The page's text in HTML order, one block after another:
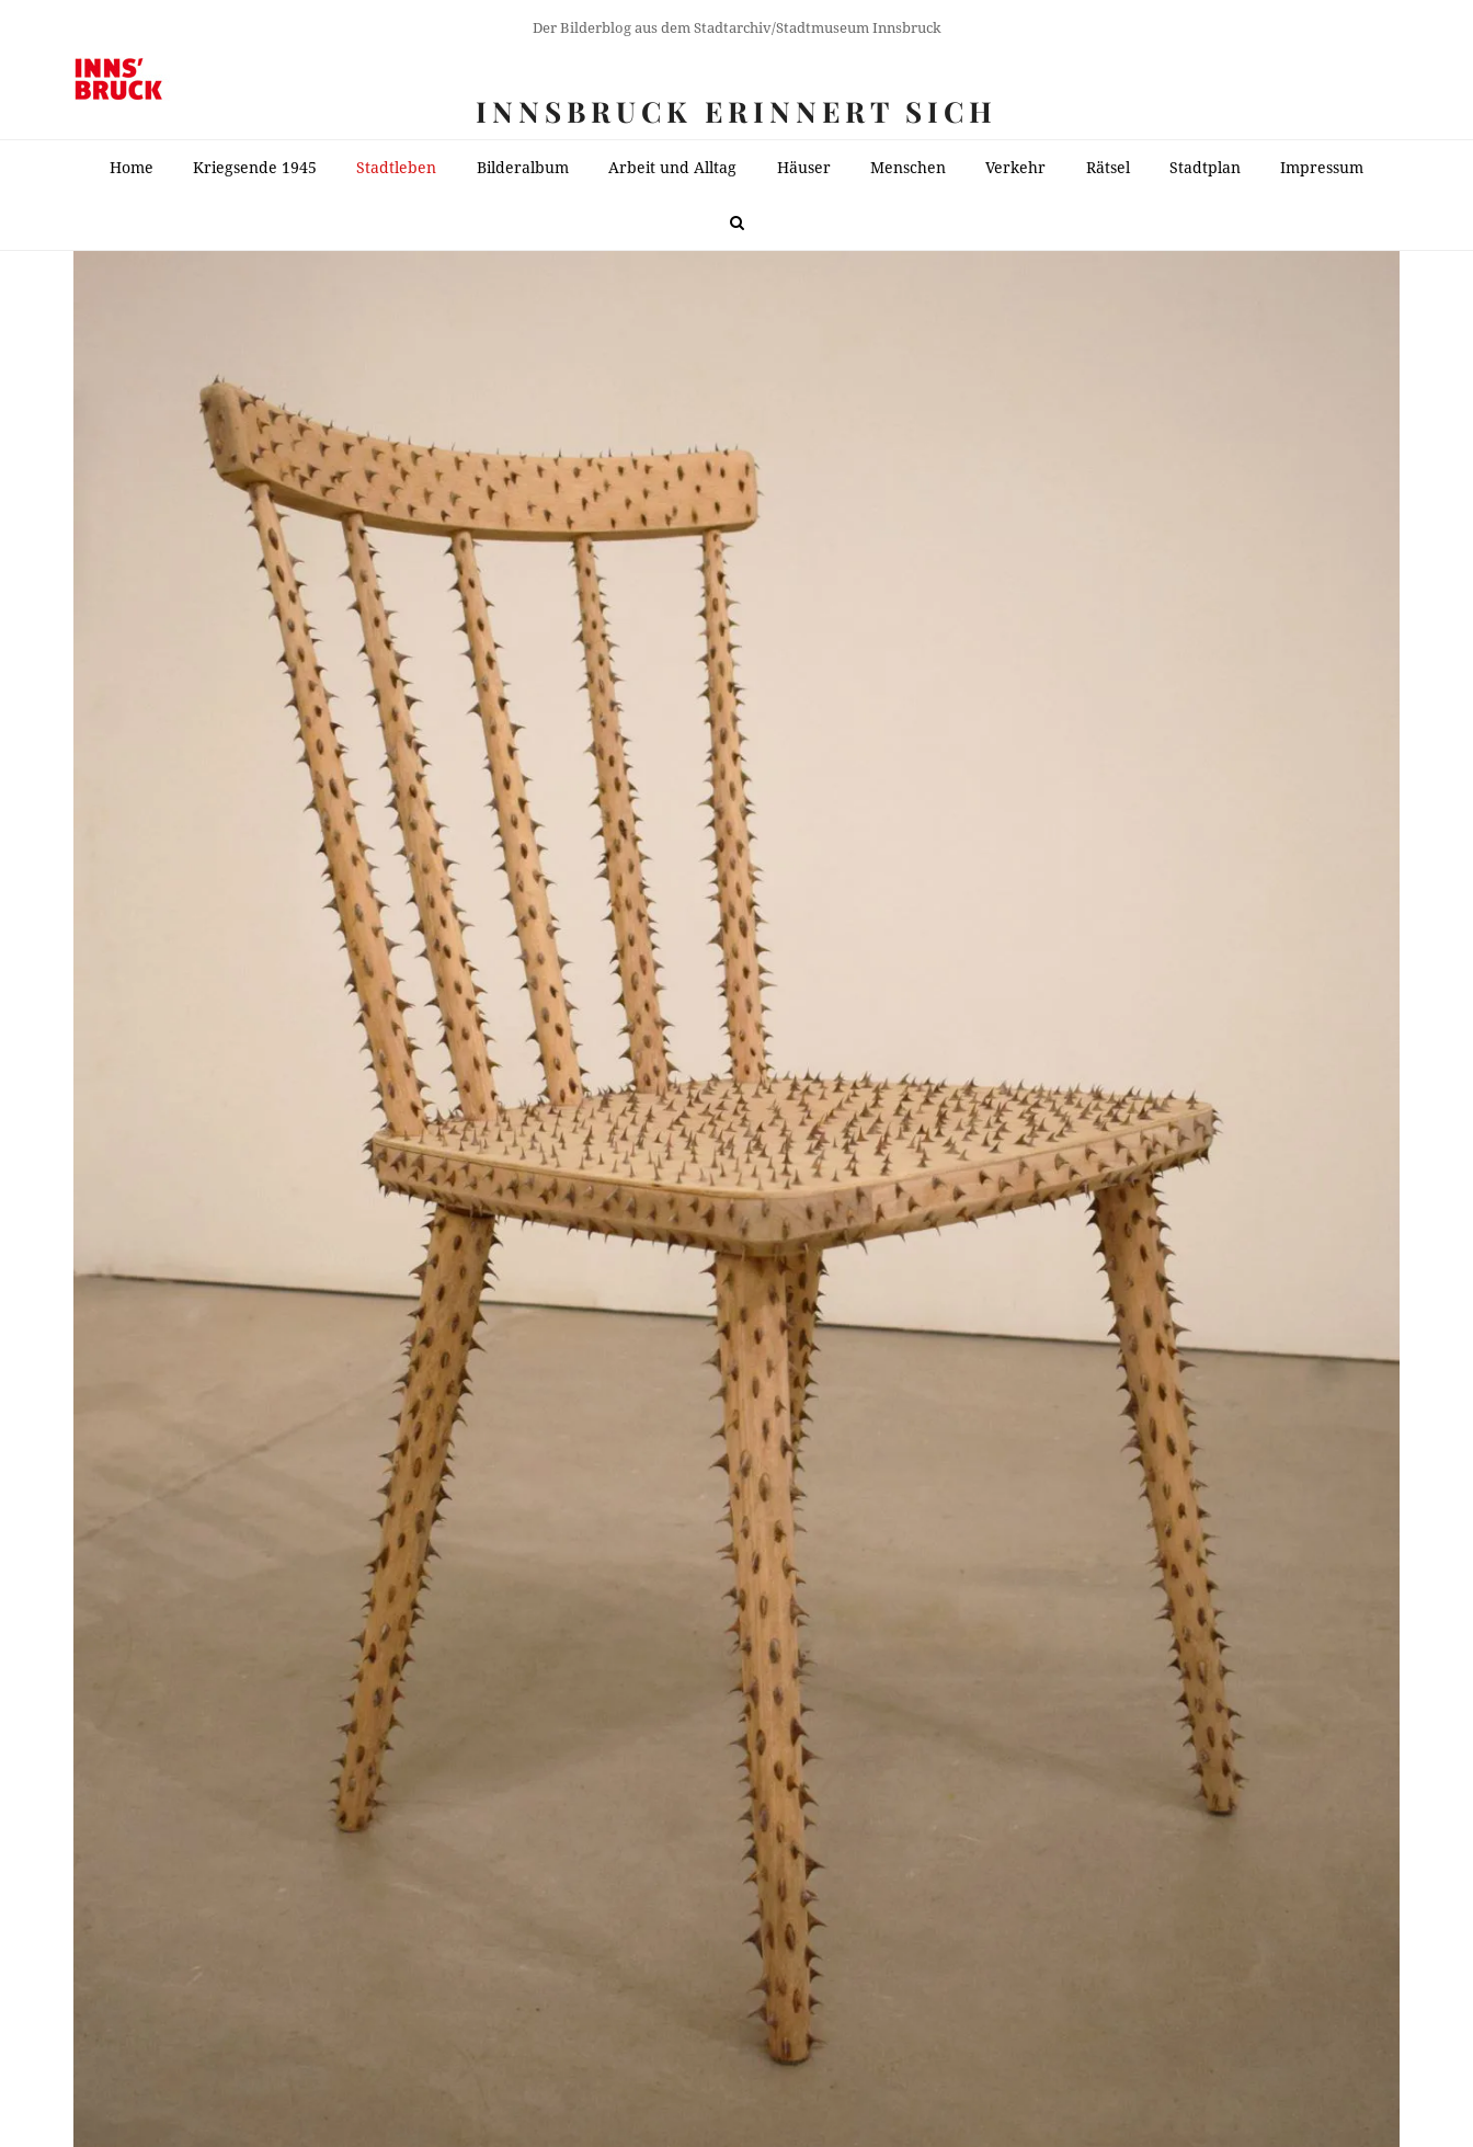
Der Bilderblog aus dem Stadtarchiv/Stadtmuseum Innsbruck
INNSBRUCK ERINNERT SICH
Home Kriegsende 1945 Stadtleben Bilderalbum Arbeit und Alltag Häuser Menschen Verkehr Rätsel Stadtplan Impressum